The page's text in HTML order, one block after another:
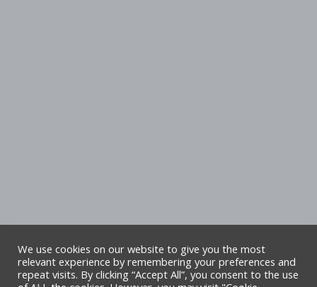
Hawlfraint Cyngor Sir Ddinbych. Cedwir
We use cookies on our website to give you the most
relevant experience by remembering your preferences and
repeat visits. By clicking “Accept All”, you consent to the use